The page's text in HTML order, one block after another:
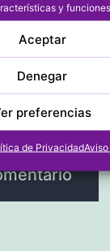
y
Aceptar
Denegar
preferencias
de Privacidad